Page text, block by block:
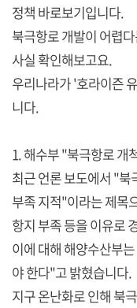
정책 바로보기입니다.
북극항로 개발이 어렵
사실 확인해보고요.
우리나라가 '호라이즌
니다.
1. 해수부 "북극항로 개
최근 언론 보도에서 "
부족 지적"이라는 제목
항지 부족 등을 이유로
이에 대해 해양수산부
야 한다"고 밝혔습니다.
지구 온난화로 인해 북